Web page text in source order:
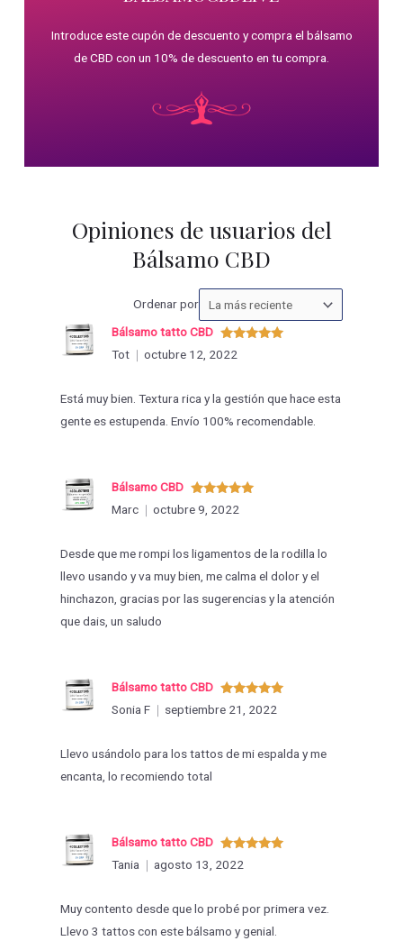
Introduce este cupón de descuento y compra el bálsamo
de CBD con un 10% de descuento en tu compra.
Opiniones de usuarios del
Bálsamo CBD
Ordenar porOrdenar
las
Valorado
con
Bálsamo tatto CBD
Tot
octubre 12, 2022
Está muy bien. Textura rica y la gestión que hace esta
gente es estupenda. Envío 100% recomendable.
Valorado
con5de 5
Bálsamo CBD
Marc
octubre 9, 2022
Desde que me rompi los ligamentos de la rodilla lo
llevo usando y va muy bien, me calma el dolor y el
hinchazon, gracias por las sugerencias y la atención
que dais, un saludo
Valorado
con 5de 5
Bálsamo tatto CBD
Sonia F
septiembre 21, 2022
Llevo usándolo para los tattos de mi espalda y me
encanta, lo recomiendo total
Valorado
con
Bálsamo tatto CBD
Tania
agosto 13, 2022
Muy contento desde que lo probé por primera vez.
Llevo 3 tattos con este bálsamo y genial.